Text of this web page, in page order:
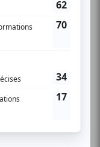
Le message est
; l’essentiel,